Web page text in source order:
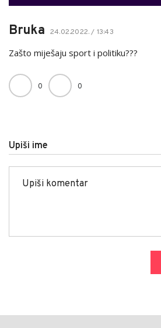
Bruka 24.02.2022. / 13:43
Zašto miješaju sport i politiku???
0 0
Upiši ime